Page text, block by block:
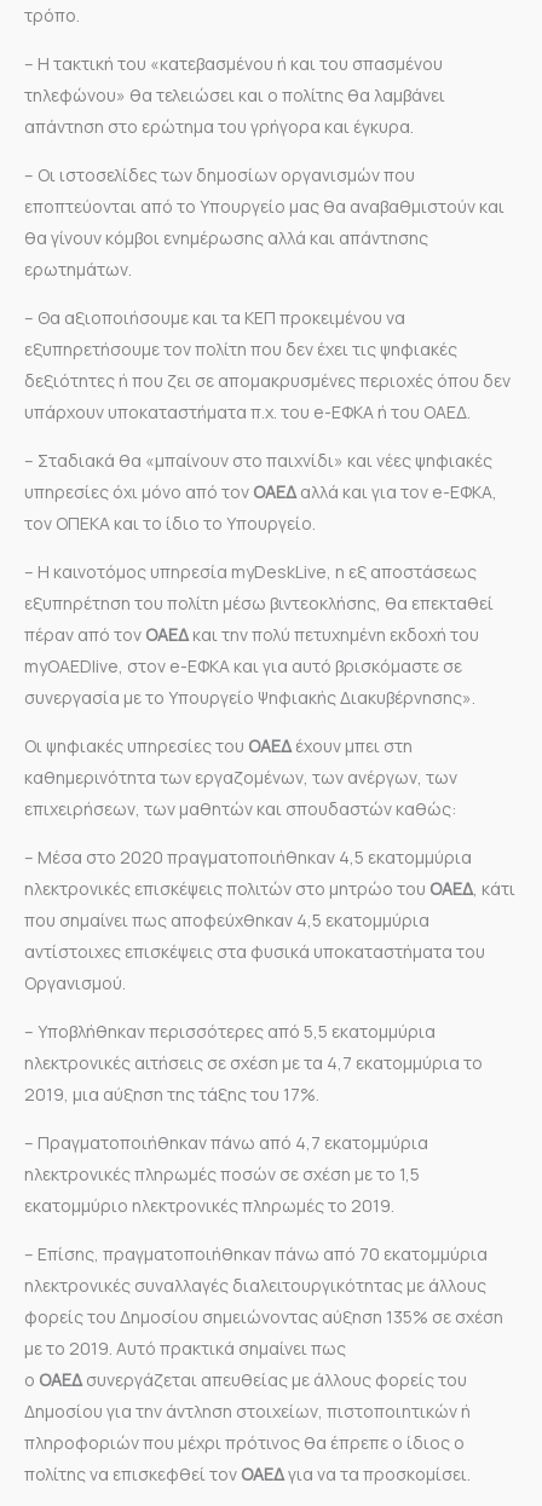
τρόπο.
– Η τακτική του «κατεβασμένου ή και του σπασμένου
τηλεφώνου» θα τελειώσει και ο πολίτης θα λαμβάνει
απάντηση στο ερώτημα του γρήγορα και έγκυρα.
– Οι ιστοσελίδες των δημοσίων οργανισμών που
εποπτεύονται από το Υπουργείο μας θα αναβαθμιστούν και
θα γίνουν κόμβοι ενημέρωσης αλλά και απάντησης
ερωτημάτων.
– Θα αξιοποιήσουμε και τα ΚΕΠ προκειμένου να
εξυπηρετήσουμε τον πολίτη που δεν έχει τις ψηφιακές
δεξιότητες ή που ζει σε απομακρυσμένες περιοχές όπου δεν
υπάρχουν υποκαταστήματα π.χ. του e-ΕΦΚΑ ή του OAEΔ.
– Σταδιακά θα «μπαίνουν στο παιχνίδι» και νέες ψηφιακές
υπηρεσίες όχι μόνο από τον ΟΑΕΔαλλά και για τον e-ΕΦΚΑ,
τον ΟΠΕΚΑ και το ίδιο το Υπουργείο.
– Η καινοτόμος υπηρεσία myDeskLive, η εξ αποστάσεως
εξυπηρέτηση του πολίτη μέσω βιντεοκλήσης, θα επεκταθεί
πέραν από τον ΟΑΕΔκαι την πολύ πετυχημένη εκδοχή του
myOAEDlive, στον e-ΕΦΚΑ και για αυτό βρισκόμαστε σε
συνεργασία με το Υπουργείο Ψηφιακής Διακυβέρνησης».
Οι ψηφιακές υπηρεσίες του ΟΑΕΔέχουν μπει στη
καθημερινότητα των εργαζομένων, των ανέργων, των
επιχειρήσεων, των μαθητών και σπουδαστών καθώς:
– Μέσα στο 2020 πραγματοποιήθηκαν 4,5 εκατομμύρια
ηλεκτρονικές επισκέψεις πολιτών στο μητρώο του ΟΑΕΔ, κάτι
που σημαίνει πως αποφεύχθηκαν 4,5 εκατομμύρια
αντίστοιχες επισκέψεις στα φυσικά υποκαταστήματα του
Οργανισμού.
– Υποβλήθηκαν περισσότερες από 5,5 εκατομμύρια
ηλεκτρονικές αιτήσεις σε σχέση με τα 4,7 εκατομμύρια το
2019, μια αύξηση της τάξης του 17%.
– Πραγματοποιήθηκαν πάνω από 4,7 εκατομμύρια
ηλεκτρονικές πληρωμές ποσών σε σχέση με το 1,5
εκατομμύριο ηλεκτρονικές πληρωμές το 2019.
– Επίσης, πραγματοποιήθηκαν πάνω από 70 εκατομμύρια
ηλεκτρονικές συναλλαγές διαλειτουργικότητας με άλλους
φορείς του Δημοσίου σημειώνοντας αύξηση 135% σε σχέση
με το 2019. Αυτό πρακτικά σημαίνει πως
ο ΟΑΕΔσυνεργάζεται απευθείας με άλλους φορείς του
Δημοσίου για την άντληση στοιχείων, πιστοποιητικών ή
πληροφοριών που μέχρι πρότινος θα έπρεπε ο ίδιος ο
πολίτης να επισκεφθεί τον ΟΑΕΔγια να τα προσκομίσει.